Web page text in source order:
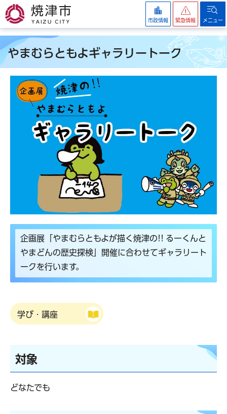
焼津市
市政情報 緊急情報 メニュー
やまむらともよギャラリートーク
企画展「やまむらともよが描く焼津の!! るーくんと
やまどんの歴史探検」開催に合わせてギャラリート
ークを行います。
学び・講座
対象
どなたでも